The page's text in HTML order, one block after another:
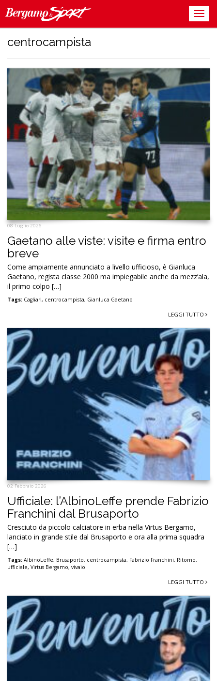
centrocampista
08 Luglio 2026
Gaetano alle viste: visite e firma entro
breve
Come ampiamente annunciato a livello ufficioso, è Gianluca
Gaetano, regista classe 2000 ma impiegabile anche da mezz’ala,
il primo colpo […]
Tags: Cagliari, centrocampista, Gianluca Gaetano
LEGGI TUTTO
02 Febbraio 2026
Ufficiale: l’AlbinoLeffe prende Fabrizio
Franchini dal Brusaporto
Cresciuto da piccolo calciatore in erba nella Virtus Bergamo,
lanciato in grande stile dal Brusaporto e ora alla prima squadra
[…]
Tags: AlbinoLeffe, Brusaporto, centrocampista, Fabrizio Franchini, Ritorno,
ufficiale, Virtus Bergamo, vivaio
LEGGI TUTTO